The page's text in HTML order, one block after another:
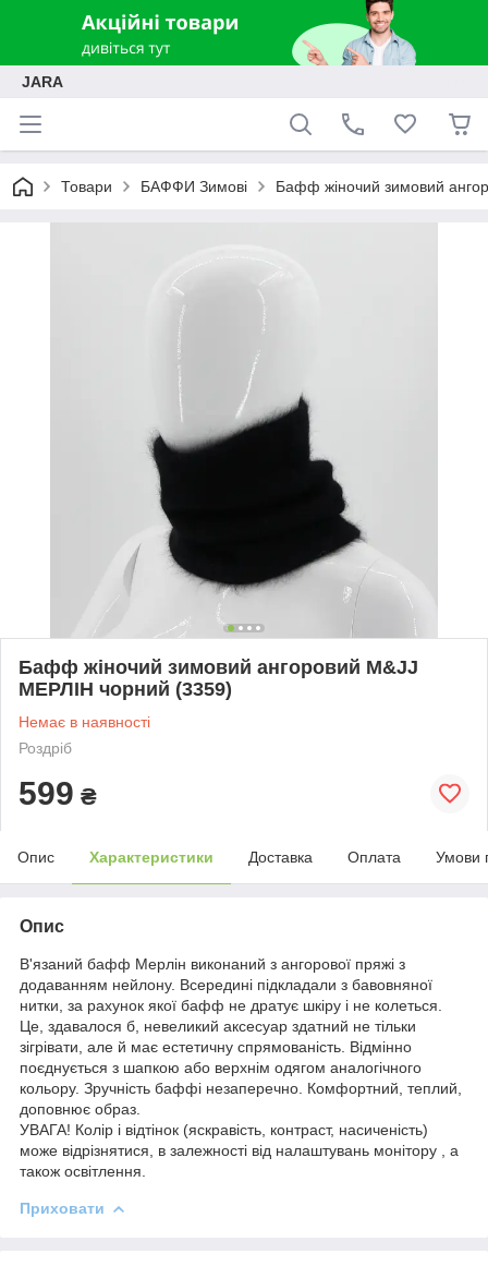
JARA
Товари БАФФИ Зимові Бафф жіночий зимовий
Бафф жіночий зимовий ангоровий M&JJ
МЕРЛІН чорний (3359)
Немає в наявності
Роздріб
599 ₴
Опис Характеристики Доставка Оплата Умови
Опис
В'язаний бафф Мерлін виконаний з ангорової пряжі з
додаванням нейлону. Всередині підкладали з бавовняної
нитки, за рахунок якої бафф не дратує шкіру і не колеться.
Це, здавалося б, невеликий аксесуар здатний не тільки
зігрівати, але й має естетичну спрямованість. Відмінно
поєднується з шапкою або верхнім одягом аналогічного
кольору. Зручність баффі незаперечно. Комфортний, теплий,
доповнює образ.
УВАГА! Колір і відтінок (яскравість, контраст, насиченість)
може відрізнятися, в залежності від налаштувань монітору , а
також освітлення.
Приховати